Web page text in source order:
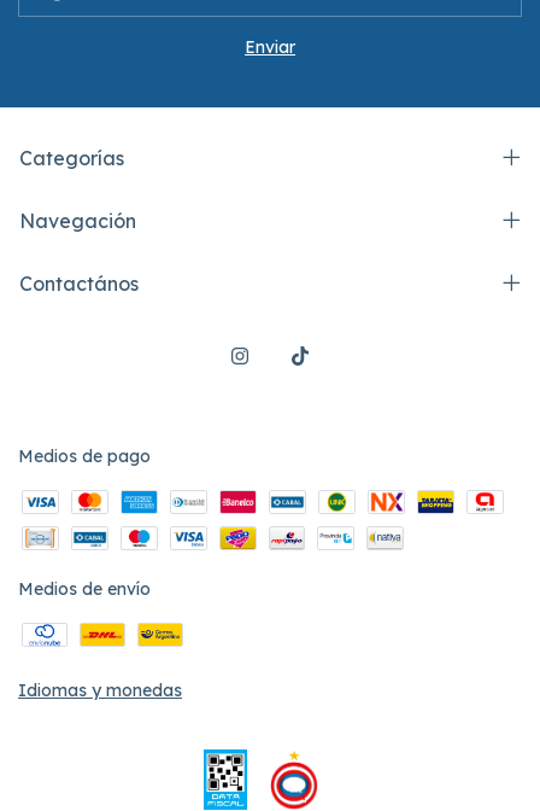
Categorías
Navegación
Contactános
Medios de pago
Medios de envío
Idiomas y monedas